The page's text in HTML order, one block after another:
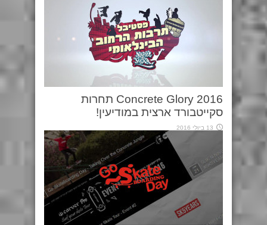
Concrete Glory 2016 תחרות
סקייטבורד ארצית במודיעין!
13 ביולי 2016